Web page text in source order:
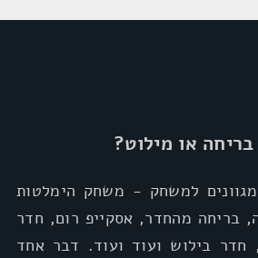
או מילוט?
למשחק - משחק הימלטות
בריחה מהחדר, אסקייפ רום, חדר
חדר בילוש ועוד ועוד. דבר אחד